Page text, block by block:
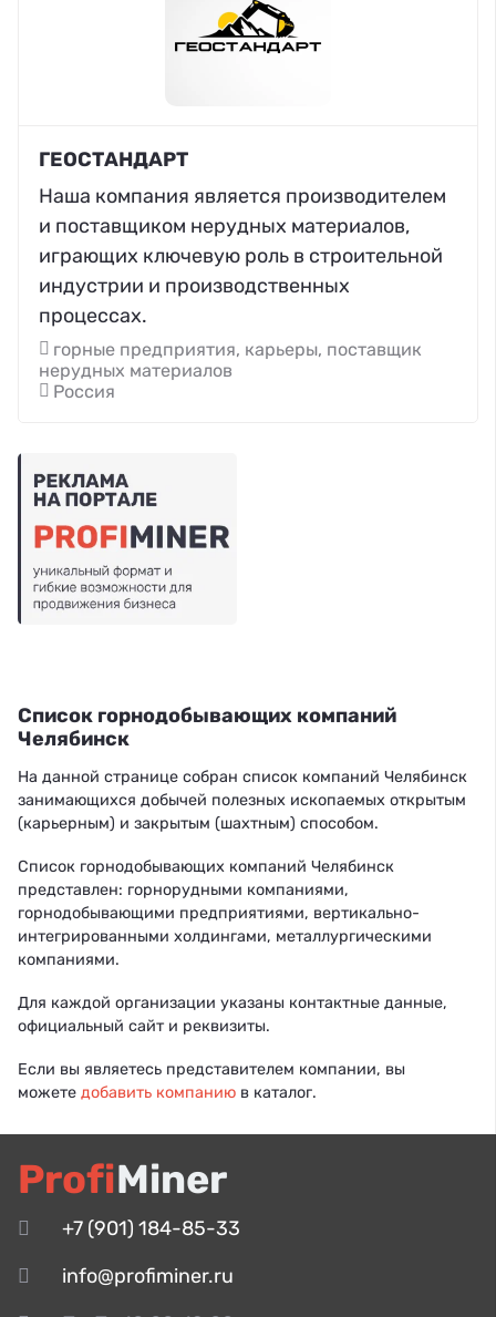
ГЕОСТАНДАРТ
Наша компания является производителем
и поставщиком нерудных материалов,
играющих ключевую роль в строительной
индустрии и производственных
процессах.
горные предприятия, карьеры, поставщик
нерудных материалов
Россия
Список горнодобывающих компаний
Челябинск
На данной странице собран список компаний Челябинск
занимающихся добычей полезных ископаемых открытым
(карьерным) и закрытым (шахтным) способом.
Список горнодобывающих компаний Челябинск
представлен: горнорудными компаниями,
горнодобывающими предприятиями, вертикально-
интегрированными холдингами, металлургическими
компаниями.
Для каждой организации указаны контактные данные,
официальный сайт и реквизиты.
Если вы являетесь представителем компании, вы
можете добавить компанию в каталог.
ProfiMiner
+7 (901) 184-85-33
info@profiminer.ru